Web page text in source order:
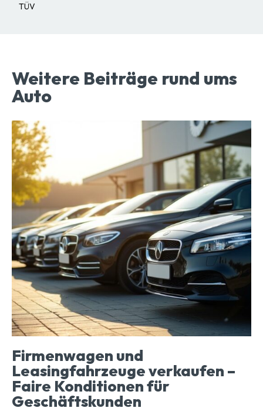
TÜV
Weitere Beiträge rund ums
Auto
Firmenwagen und
Leasingfahrzeuge verkaufen –
Faire Konditionen für
Geschäftskunden